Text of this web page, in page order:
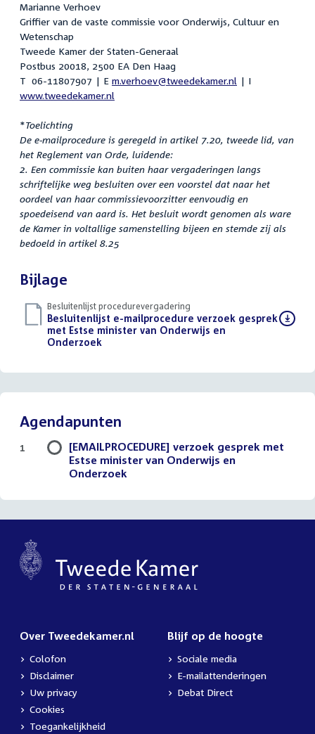
Marianne Verhoev
Griffier van de vaste commissie voor Onderwijs, Cultuur en
Wetenschap
Tweede Kamer der Staten-Generaal
Postbus 20018, 2500 EA Den Haag
T 06-11807907 | E m.verhoev@tweedekamer.nl | I
www.tweedekamer.nl
*Toelichting
De e-mailprocedure is geregeld in artikel 7.20, tweede lid, van
het Reglement van Orde, luidende:
2. Een commissie kan buiten haar vergaderingen langs
schriftelijke weg besluiten over een voorstel dat naar het
oordeel van haar commissievoorzitter eenvoudig en
spoedeisend van aard is. Het besluit wordt genomen als ware
de Kamer in voltallige samenstelling bijeen en stemde zij als
bedoeld in artikel 8.25
Bijlage
Besluitenlijst procedurevergadering
Download
bestand:
Besluitenlijst e-mailprocedure verzoek gesprek
met Estse minister van Onderwijs en
Onderzoek
Agendapunten
[EMAILPROCEDURE] verzoek gesprek met
Estse minister van Onderwijs en
Onderzoek
1
Over Tweedekamer.nl
Colofon
Disclaimer
Uw privacy
Cookies
Toegankelijkheid
Blijf op de hoogte
Sociale media
E-mailattenderingen
Debat Direct